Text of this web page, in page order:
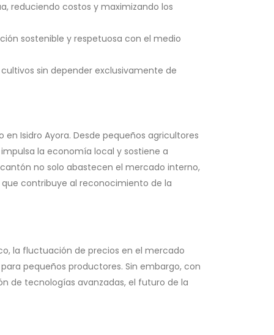
reduciendo costos y maximizando los
sostenible y respetuosa con el medio
sin depender exclusivamente de
Isidro Ayora. Desde pequeños agricultores
la economía local y sostiene a
no solo abastecen el mercado interno,
contribuye al reconocimiento de la
la fluctuación de precios en el mercado
pequeños productores. Sin embargo, con
de tecnologías avanzadas, el futuro de la